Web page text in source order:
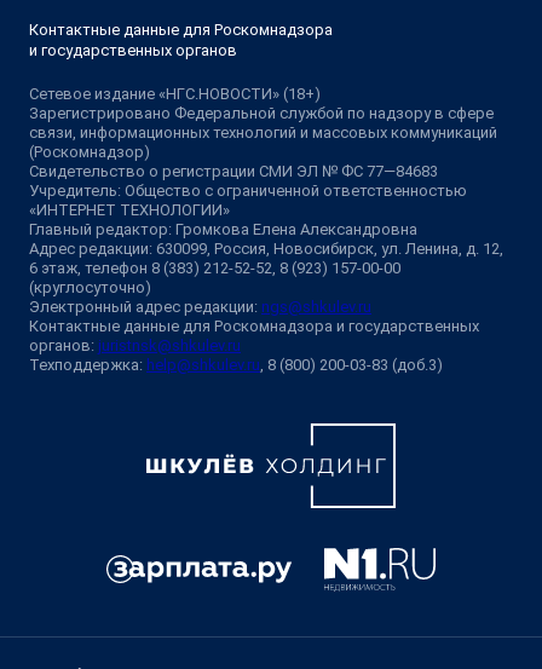
Контактные данные для Роскомнадзора
и государственных органов
Сетевое издание «НГС.НОВОСТИ» (18+)
Зарегистрировано Федеральной службой по надзору в сфере
связи, информационных технологий и массовых коммуникаций
(Роскомнадзор)
Свидетельство о регистрации СМИ ЭЛ № ФС 77—84683
Учредитель: Общество с ограниченной ответственностью
«ИНТЕРНЕТ ТЕХНОЛОГИИ»
Главный редактор: Громкова Елена Александровна
Адрес редакции: 630099, Россия, Новосибирск, ул. Ленина, д. 12,
6 этаж, телефон 8 (383) 212-52-52, 8 (923) 157-00-00
(круглосуточно)
Электронный адрес редакции: ngs@shkulev.ru
Контактные данные для Роскомнадзора и государственных
органов: juristnsk@shkulev.ru
Техподдержка: help@shkulev.ru, 8 (800) 200-03-83 (доб.3)